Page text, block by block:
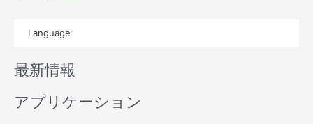
u
b
e
i
n
Language
最新情報
アプリケーション